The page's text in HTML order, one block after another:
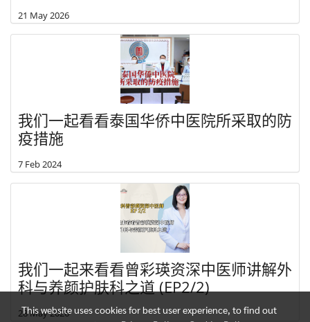
21 May 2026
我们一起看看泰国华侨中医院所采取的防
疫措施
7 Feb 2024
我们一起来看看曾彩瑛资深中医师讲解外
科与养颜护肤科之道 (EP2/2)
28 May 2026
This website uses cookies for best user experience, to find out